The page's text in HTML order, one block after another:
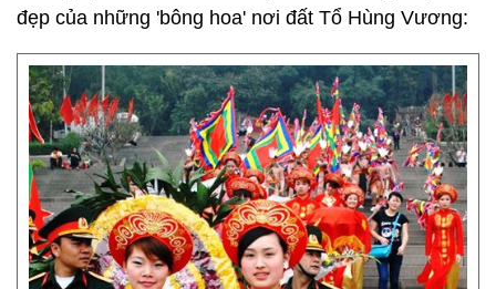
đẹp của những 'bông hoa' nơi đất Tổ Hùng Vương: